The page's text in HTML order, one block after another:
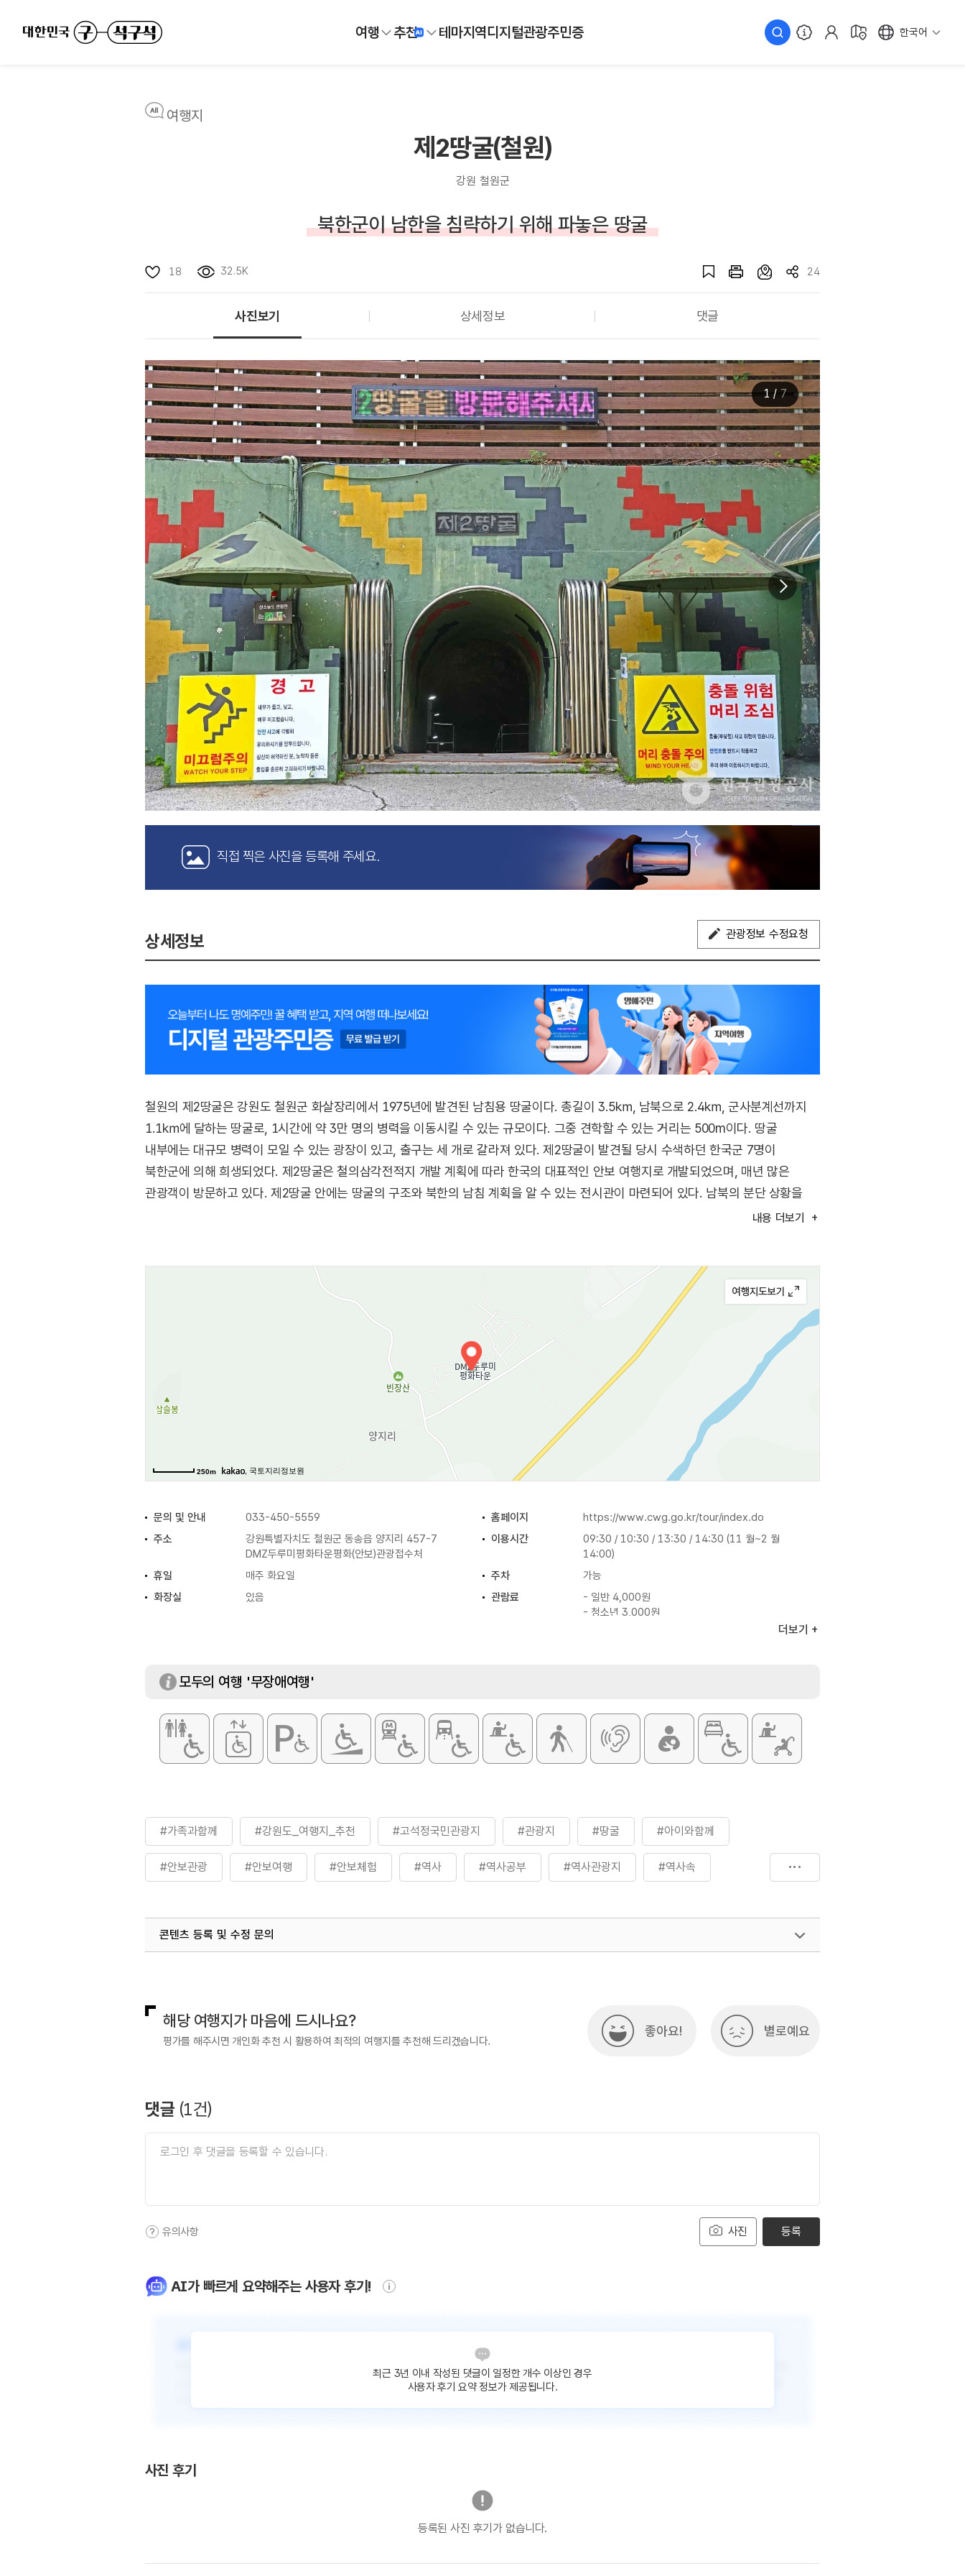
여행 추천 테마지역디지털관광주민증 한국어
여행지
제2땅굴(철원)
강원 철원군
북한군이 남한을 침략하기 위해 파놓은 땅굴
18 32.5K 24
사진보기 상세정보 댓글
1/ 7
직접 찍은 사진을 등록해 주세요.
상세정보 관광정보 수정요청
철원의 제2땅굴은 강원도 철원군 화살장리에서 1975년에 발견된 남침용 땅굴이다. 총길이 3.5㎞, 남북으로 2.4㎞, 군사분계선까지
1.1㎞에 달하는 땅굴로, 1시간에 약 3만 명의 병력을 이동시킬 수 있는 규모이다. 그중 견학할 수 있는 거리는 500m이다. 땅굴
내부에는 대규모 병력이 모일 수 있는 광장이 있고, 출구는 세 개로 갈라져 있다. 제2땅굴이 발견될 당시 수색하던 한국군 7명이
북한군에 의해 희생되었다. 제2땅굴은 철의삼각전적지 개발 계획에 따라 한국의 대표적인 안보 여행지로 개발되었으며, 매년 많은
관광객이 방문하고 있다. 제2땅굴 안에는 땅굴의 구조와 북한의 남침 계획을 알 수 있는 전시관이 마련되어 있다. 남북의 분단 상황을
내용 더보기
250m , 국토지리정보원
문의 및 안내 033-450-5559 홈페이지
https://www.cwg.go.kr/tour/index.do
주소
강원특별자치도 철원군 동송읍 양지리 457-7
DMZ두루미평화타운평화(안보)관광접수처
이용시간
09:30 / 10:30 / 13:30 / 14:30 (11 월~2 월
14:00)
휴일
매주 화요일 주차
가능
화장실
있음 관람료
- 일반 4,000원
- 청소년 3,000원
더보기
모두의 여행 '무장애여행'
#가족과함께 #강원도_여행지_추천 #고석정국민관광지 #관광지 #땅굴 #아이와함께
#안보관광 #안보여행 #안보체험 #역사 #역사공부 #역사관광지 #역사속
콘텐츠 등록 및 수정 문의
해당 여행지가 마음에 드시나요?
평가를 해주시면 개인화 추천 시 활용하여 최적의 여행지를 추천해 드리겠습니다.
좋아요! 별로예요
댓글 (1건)
사진
유의사항 등록
AI가 빠르게 요약해주는 사용자 후기!
최근 3년 이내 작성된 댓글이 일정한 개수 이상인 경우
사용자 후기 요약 정보가 제공됩니다.
사진 후기
등록된 사진 후기가 없습니다.